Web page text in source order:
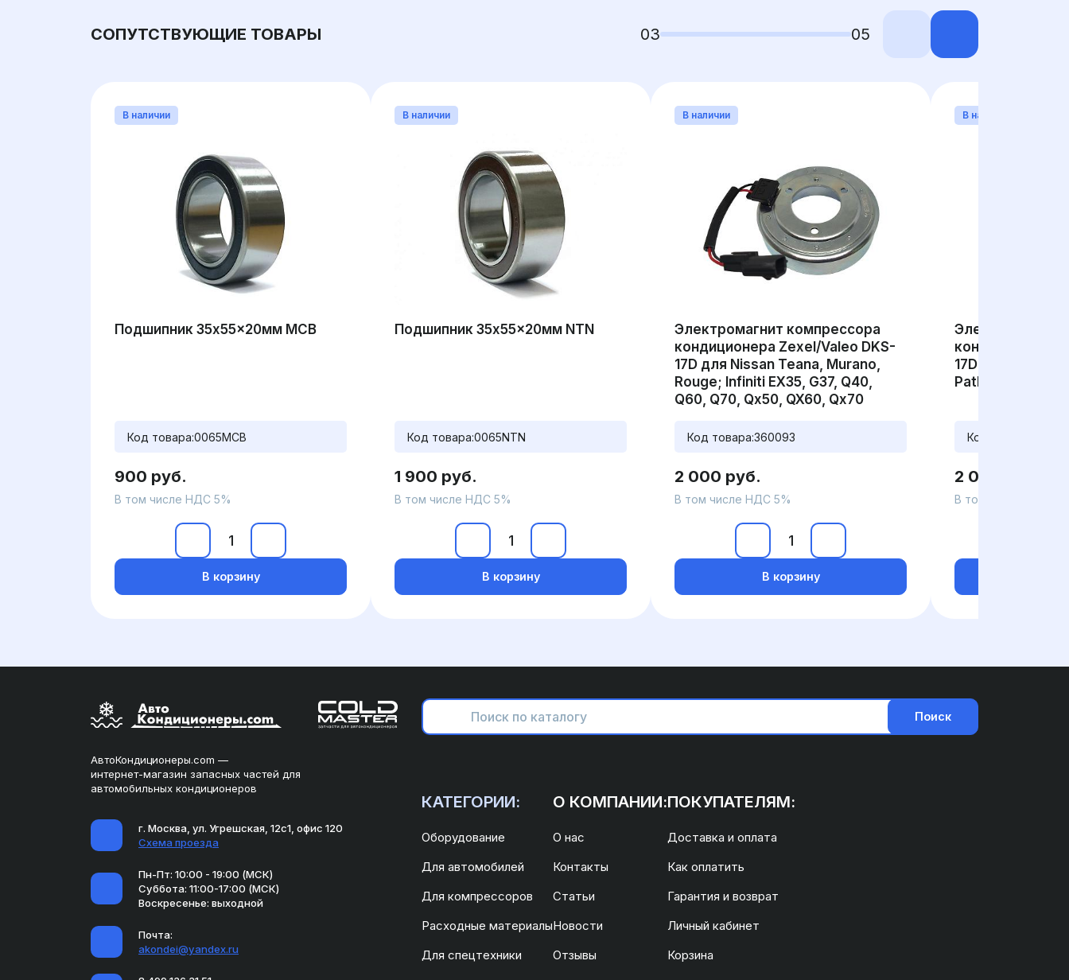
СОПУТСТВУЮЩИЕ ТОВАРЫ 03 05
В наличии
Подшипник 35x55x20мм MCB
Код товара:0065MCB
900 руб.
В том числе НДС 5%
В корзину
В наличии
Подшипник 35x55x20мм NTN
Код товара:0065NTN
1 900 руб.
В том числе НДС 5%
В корзину
В наличии
Электромагнит компрессора
кондиционера Zexel/Valeo DKS-
17D для Nissan Teana, Murano,
Rouge; Infiniti EX35, G37, Q40,
Q60, Q70, Qx50, QX60, Qx70
Код товара:360093
2 000 руб.
В том числе НДС 5%
В корзину
В наличии
Электромагнит
кондиционера
17D для Nissan
Pathfinder;
Код товара:
2 000 руб.
В том числе НДС
АвтоКондиционеры.com —
интернет-магазин запасных частей для
автомобильных кондиционеров
г. Москва, ул. Угрешская, 12с1, офис 120
Схема проезда
Пн-Пт: 10:00 - 19:00 (МСК)
Суббота: 11:00-17:00 (МСК)
Воскресенье: выходной
Почта:
akondei@yandex.ru
Поиск
КАТЕГОРИИ:
Оборудование
Для автомобилей
Для компрессоров
Расходные материалы
Для спецтехники
О КОМПАНИИ:
О нас
Контакты
Статьи
Новости
Отзывы
ПОКУПАТЕЛЯМ:
Доставка и оплата
Как оплатить
Гарантия и возврат
Личный кабинет
Корзина